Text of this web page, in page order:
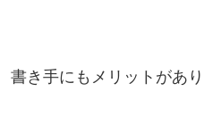
書き手にもメリットがあり